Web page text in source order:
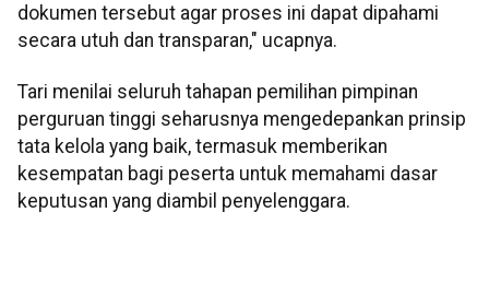
dokumen tersebut agar proses ini dapat dipahami
secara utuh dan transparan," ucapnya.
Tari menilai seluruh tahapan pemilihan pimpinan
perguruan tinggi seharusnya mengedepankan prinsip
tata kelola yang baik, termasuk memberikan
kesempatan bagi peserta untuk memahami dasar
keputusan yang diambil penyelenggara.